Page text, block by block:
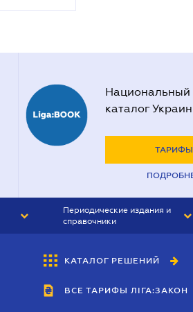
Национальный
каталог
ТАРИФЫ
Периодические издания и
справочники
БУХГАЛТЕР&ЗАКОН
ВЕСТНИК МСФО
КАТАЛОГ РЕШЕНИЙ
ВСЕ ТАРИФЫ ЛІГА:ЗАКОН